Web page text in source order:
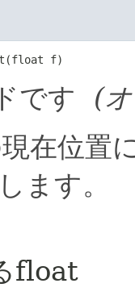
f)
です (
在位置
ます。
float